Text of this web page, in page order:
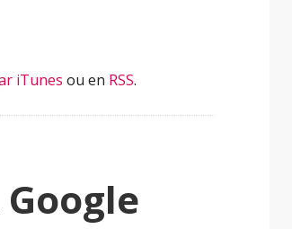
iTunes ou en RSS.
Google